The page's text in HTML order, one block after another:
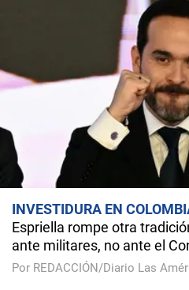
INVESTIDURA EN
Espriella rompe otra
ante militares, no ante el
Por REDACCIÓN/Diario Las